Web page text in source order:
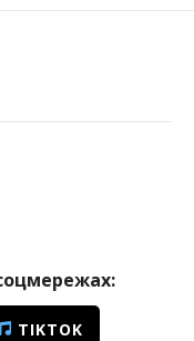
TIKTOK